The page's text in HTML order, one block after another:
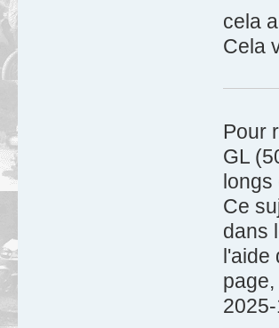
cela
Cela
Pour
GL
longs
Ce
dans
l'aide